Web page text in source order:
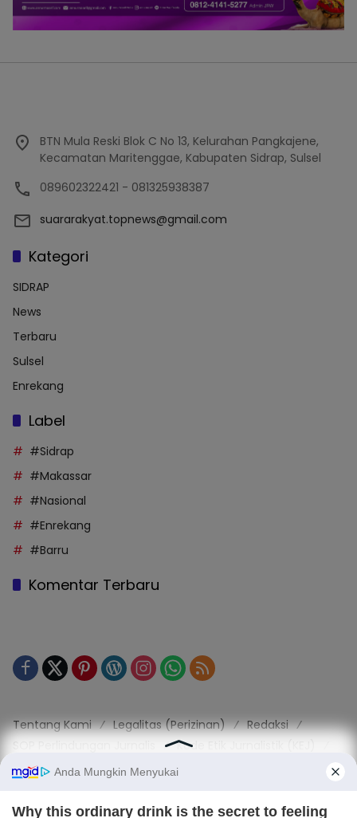
BTN Mula Reski Blok C No 13, Kelurahan Pangkajene,
Kecamatan Maritenggae, Kabupaten Sidrap, Sulsel
089602322421 - 081325938387
suararakyat.topnews@gmail.com
Kategori
SIDRAP
News
Terbaru
Sulsel
Enrekang
Label
#Sidrap
#Makassar
#Nasional
#Enrekang
#Barru
Komentar Terbaru
Tentang Kami Legalitas (Perizinan)
Redaksi
Kode Etik Jurnalistik (KEJ)
Kode Etik Perilaku Perusahaan (KEPP)
Kode Etik Redaksi / Perusahaan PT TOP MEDIA MANDIRI